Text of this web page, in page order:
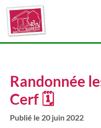
Randonnée
Cerf 🗓
20 juin 2022